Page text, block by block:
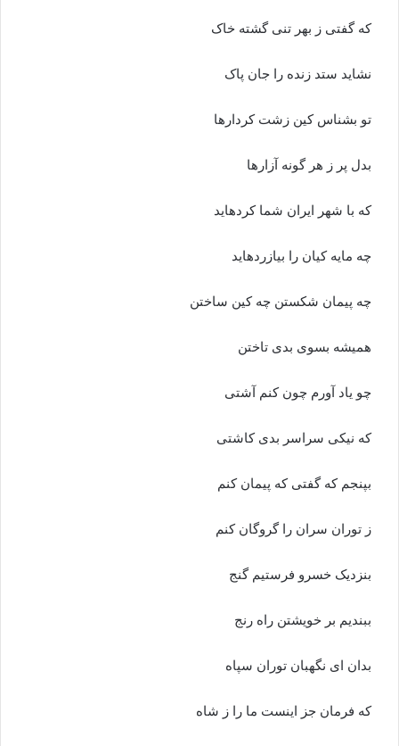
که گفتى ز بهر تنى گشته خاک
نشاید ستد زنده را جان پاک‏
تو بشناس کین زشت کردارها
بدل پر ز هر گونه آزارها
که با شهر ایران شما کرده‏اید
چه مایه کیان را بیازرده‏اید
چه پیمان شکستن چه کین ساختن
همیشه بسوى بدى تاختن‏
چو یاد آورم چون کنم آشتى
که نیکى سراسر بدى کاشتى‏
بپنجم که گفتى که پیمان کنم
ز توران سران را گروگان کنم‏
بنزدیک خسرو فرستیم گنج
ببندیم بر خویشتن راه رنج‏
بدان اى نگهبان توران سپاه
که فرمان جز اینست ما را ز شاه‏